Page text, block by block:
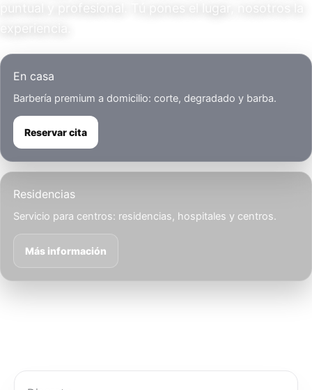
puntual y profesional. Tú pones el lugar, nosotros la
En casa
Barbería premium a domicilio: corte, degradado y barba.
Reservar cita
Residencias
Servicio para centros: residencias, hospitales y centros.
Más información